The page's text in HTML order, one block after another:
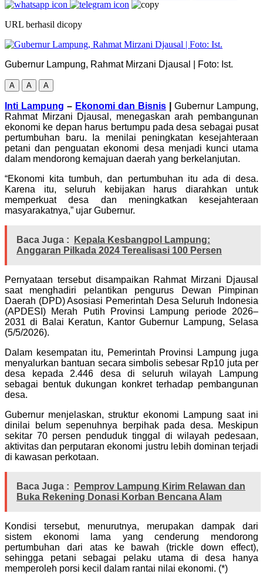
URL berhasil dicopy
Gubernur Lampung, Rahmat Mirzani Djausal | Foto: Ist.
A A A
Inti Lampung – Ekonomi dan Bisnis
Gubernur Lampung,
Rahmat Mirzani Djausal, menegaskan arah pembangunan
ekonomi ke depan harus bertumpu pada desa sebagai pusat
pertumbuhan baru. Ia menilai peningkatan kesejahteraan
petani dan penguatan ekonomi desa menjadi kunci utama
dalam mendorong kemajuan daerah yang berkelanjutan.
“Ekonomi kita tumbuh, dan pertumbuhan itu ada di desa.
Karena itu, seluruh kebijakan harus diarahkan untuk
memperkuat desa dan meningkatkan kesejahteraan
masyarakatnya,” ujar Gubernur.
Baca Juga :
Kepala Kesbangpol Lampung:
Anggaran Pilkada 2024 Terealisasi 100 Persen
Pernyataan tersebut disampaikan Rahmat Mirzani Djausal
saat menghadiri pelantikan pengurus Dewan Pimpinan
Daerah (DPD) Asosiasi Pemerintah Desa Seluruh Indonesia
(APDESI) Merah Putih Provinsi Lampung periode 2026–
2031 di Balai Keratun, Kantor Gubernur Lampung, Selasa
(5/5/2026).
Dalam kesempatan itu, Pemerintah Provinsi Lampung juga
menyalurkan bantuan secara simbolis sebesar Rp10 juta per
desa kepada 2.446 desa di seluruh wilayah Lampung
sebagai bentuk dukungan konkret terhadap pembangunan
desa.
Gubernur menjelaskan, struktur ekonomi Lampung saat ini
dinilai belum sepenuhnya berpihak pada desa. Meskipun
sekitar 70 persen penduduk tinggal di wilayah pedesaan,
aktivitas dan perputaran ekonomi justru lebih dominan terjadi
di kawasan perkotaan.
Baca Juga :
Pemprov Lampung Kirim Relawan dan
Buka Rekening Donasi Korban Bencana Alam
Kondisi tersebut, menurutnya, merupakan dampak dari
sistem ekonomi lama yang cenderung mendorong
pertumbuhan dari atas ke bawah (trickle down effect),
sehingga petani sebagai pelaku utama di desa hanya
memperoleh porsi kecil dalam rantai nilai ekonomi. (*)